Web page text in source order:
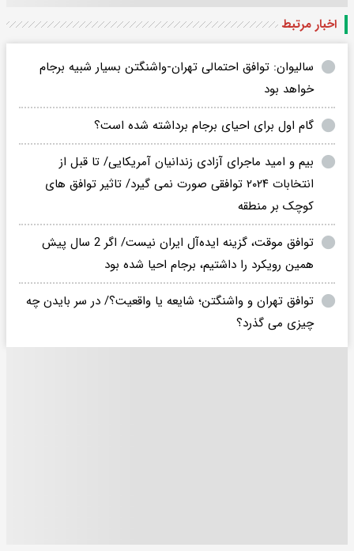
اخبار مرتبط
سالیوان: توافق احتمالی تهران-واشنگتن بسیار شبیه برجام
خواهد بود
گام اول برای احیای برجام برداشته شده است؟
بیم و امید ماجرای آزادی زندانیان آمریکایی/ تا قبل از
انتخابات ۲۰۲۴ توافقی صورت نمی گیرد/ تاثیر توافق های
کوچک بر منطقه
توافق موقت، گزینه ایده‌آل ایران نیست/ اگر 2 سال پیش
همین رویکرد را داشتیم، برجام احیا شده بود
توافق تهران و واشنگتن؛ شایعه یا واقعیت؟/ در سر بایدن چه
چیزی می گذرد؟